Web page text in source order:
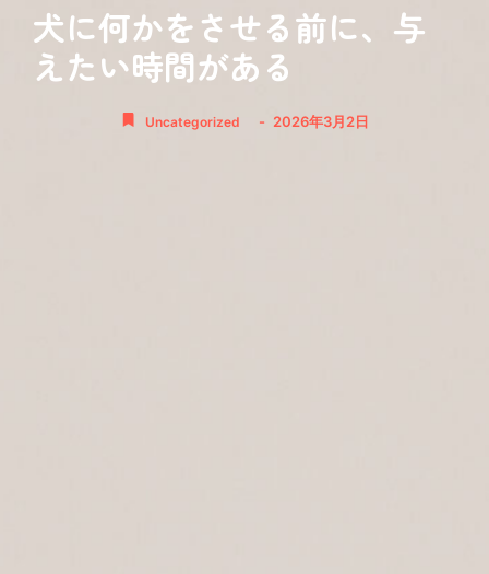
犬に何かをさせる前に、与
えたい時間がある
Uncategorized - 2026年3月2日